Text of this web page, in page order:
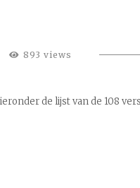
893 views
de lijst van de 108